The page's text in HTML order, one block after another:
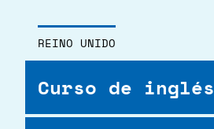
REINO UNIDO
Curso de inglés